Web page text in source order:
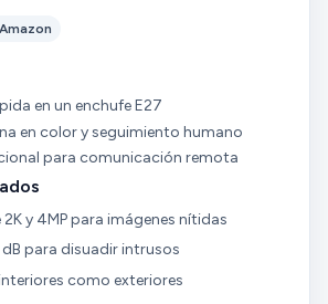
en un enchufe E27
en color y seguimiento humano
para comunicación remota
y 4MP para imágenes nítidas
para disuadir intrusos
como exteriores